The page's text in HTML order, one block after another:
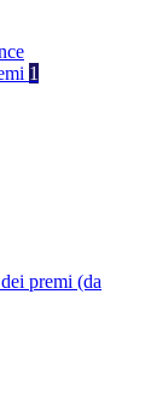
1
premi (da